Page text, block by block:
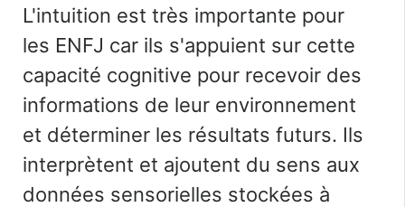
L'intuition est très importante pour
les ENFJ car ils s'appuient sur cette
capacité cognitive pour recevoir des
informations de leur environnement
et déterminer les résultats futurs. Ils
interprètent et ajoutent du sens aux
données sensorielles stockées à